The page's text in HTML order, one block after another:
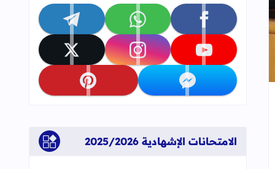
العلامات المرجعية
تابعنا على facebook تابعنا على whatsapp تابعنا على telegram
تابعنا على youtube تابعنا على instagram تابعنا على x
تابعنا على messenger تابعنا على pinterest
الامتحانات الإشهادية 2025/2026